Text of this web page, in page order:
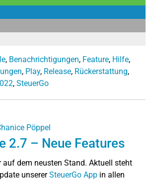
, Benachrichtigungen, Feature, Hilfe,
, Play, Release, Rückerstattung,
, SteuerGo
Pöppel
2.7 – Neue Features
auf dem neusten Stand. Aktuell steht
unsererSteuerGo App in allen